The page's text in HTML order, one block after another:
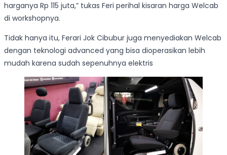
harganya Rp 115 juta,” tukas Feri perihal kisaran harga Welcab
di workshopnya.
Tidak hanya itu, Ferari Jok Cibubur juga menyediakan Welcab
dengan teknologi advanced yang bisa dioperasikan lebih
mudah karena sudah sepenuhnya elektris